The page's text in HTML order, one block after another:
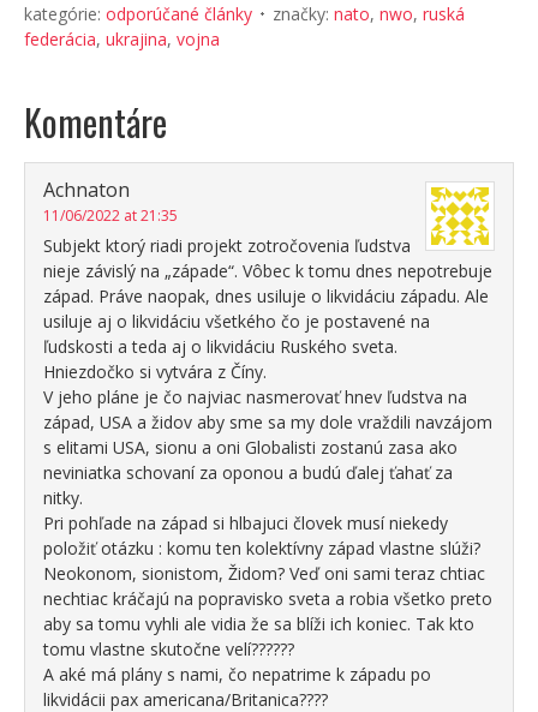
kategórie: odporúčané články značky: nato, nwo, ruská
federácia, ukrajina, vojna
Komentáre
Achnaton
11/06/2022 at 21:35
Subjekt ktorý riadi projekt zotročovenia ľudstva
nieje závislý na „západe“. Vôbec k tomu dnes nepotrebuje
západ. Práve naopak, dnes usiluje o likvidáciu západu. Ale
usiluje aj o likvidáciu všetkého čo je postavené na
ľudskosti a teda aj o likvidáciu Ruského sveta.
Hniezdočko si vytvára z Číny.
V jeho pláne je čo najviac nasmerovať hnev ľudstva na
západ, USA a židov aby sme sa my dole vraždili navzájom
s elitami USA, sionu a oni Globalisti zostanú zasa ako
neviniatka schovaní za oponou a budú ďalej ťahať za
nitky.
Pri pohľade na západ si hlbajuci človek musí niekedy
položiť otázku : komu ten kolektívny západ vlastne slúži?
Neokonom, sionistom, Židom? Veď oni sami teraz chtiac
nechtiac kráčajú na popravisko sveta a robia všetko preto
aby sa tomu vyhli ale vidia že sa blíži ich koniec. Tak kto
tomu vlastne skutočne velí??????
A aké má plány s nami, čo nepatrime k západu po
likvidácii pax americana/Britanica????